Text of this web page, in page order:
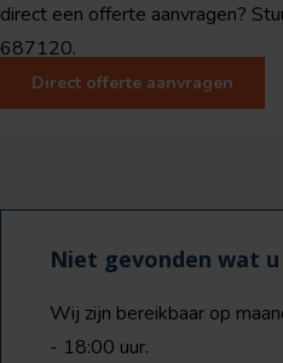
direct een offerte aanvragen?
687120.
Direct offerte aanvragen
Niet gevonden wat u
Wij zijn bereikbaar op
- 18:00 uur.